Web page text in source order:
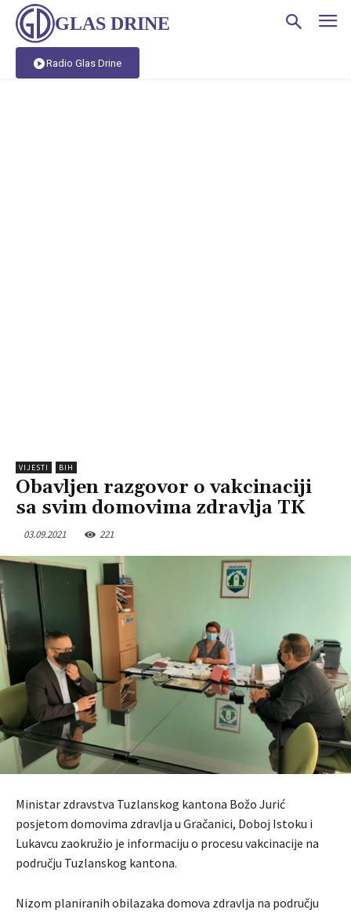
GLAS DRINE
Radio Glas Drine
VIJESTI BIH
Obavljen razgovor o vakcinaciji
sa svim domovima zdravlja TK
03.09.2021 221
Ministar zdravstva Tuzlanskog kantona Božo Jurić
posjetom domovima zdravlja u Gračanici, Doboj Istoku i
Lukavcu zaokružio je informaciju o procesu vakcinacije na
području Tuzlanskog kantona.
Nizom planiranih obilazaka domova zdravlja na području